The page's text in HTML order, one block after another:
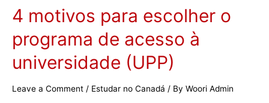
4 motivos para escolher o
programa de acesso à
universidade (UPP)
Leave a Comment / Estudar no Canadá / By Woori Admin